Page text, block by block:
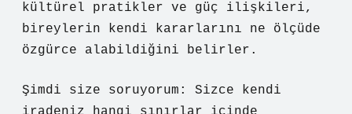
kültürel pratikler ve güç ilişkileri,
bireylerin kendi kararlarını ne ölçüde
özgürce alabildiğini belirler.
Şimdi size soruyorum: Sizce kendi